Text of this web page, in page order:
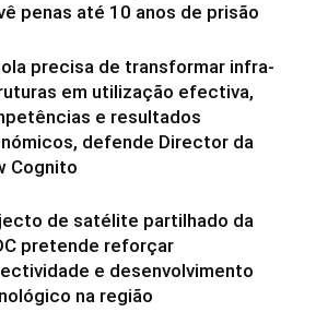
penas até 10 anos de prisão
precisa de transformar infra-
em utilização efectiva,
e resultados
defende Director da
Cognito
de satélite partilhado da
pretende reforçar
e desenvolvimento
na região